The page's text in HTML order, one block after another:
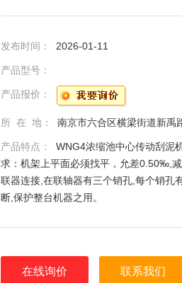
发布时间： 2026-01-11
产品型号：
产品报价：
所 在 地： 南京市六合区横梁街道新禹
产品特点： WNG4浓缩池中心传动刮泥
求：机架上平面必须找平，允差0.50‰,
联器连接,在联轴器有三个销孔,每个销孔
断,保护整台机器之用。
在线询价 联系我们